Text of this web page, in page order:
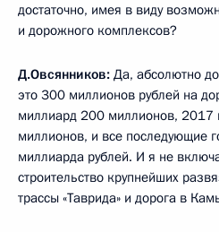
достаточно, имея в виду
и дорожного комплексов?
Д.Овсянников: Да, абсолютно
это 300 миллионов рублей на
миллиард 200 миллионов,
миллионов, и все последующие
миллиарда рублей. И я не
строительство крупнейших
трассы «Таврида» и дорога в